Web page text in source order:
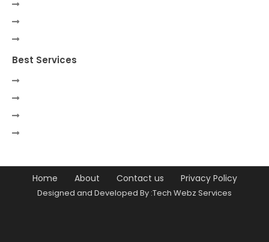
Best Services
Home About Contact us Privacy Policy
Designed and Developed By :Tech Webz Services